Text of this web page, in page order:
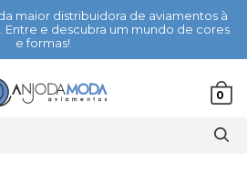
maior distribuidora de aviamentos à
Entre e descubra um mundo de cores
e formas!
0